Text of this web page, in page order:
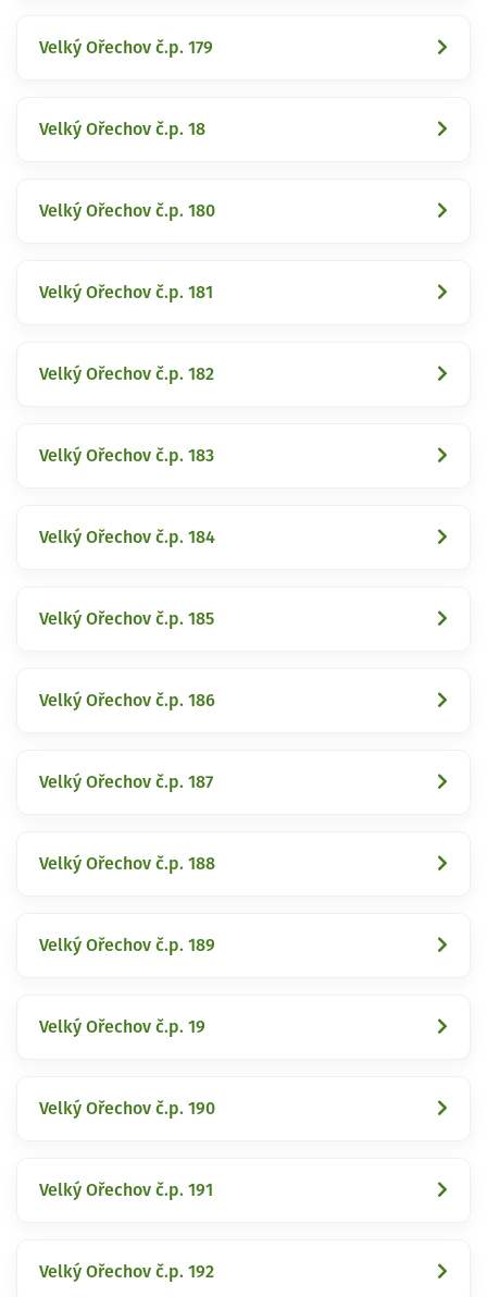
Velký Ořechov č.p. 179
Velký Ořechov č.p. 18
Velký Ořechov č.p. 180
Velký Ořechov č.p. 181
Velký Ořechov č.p. 182
Velký Ořechov č.p. 183
Velký Ořechov č.p. 184
Velký Ořechov č.p. 185
Velký Ořechov č.p. 186
Velký Ořechov č.p. 187
Velký Ořechov č.p. 188
Velký Ořechov č.p. 189
Velký Ořechov č.p. 19
Velký Ořechov č.p. 190
Velký Ořechov č.p. 191
Velký Ořechov č.p. 192